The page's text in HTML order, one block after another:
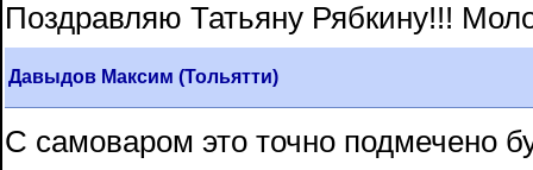
Поздравляю Татьяну Рябкину!!!
Давыдов Максим (Тольятти)
С самоваром это точно подмечено